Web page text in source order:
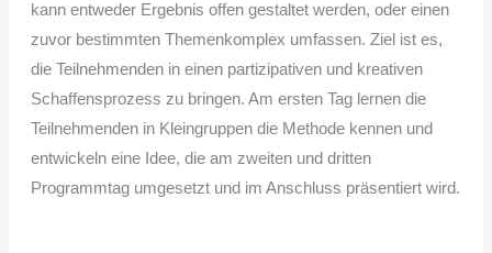
kann entweder Ergebnis offen gestaltet werden, oder einen
zuvor bestimmten Themenkomplex umfassen. Ziel ist es,
die Teilnehmenden in einen partizipativen und kreativen
Schaffensprozess zu bringen. Am ersten Tag lernen die
Teilnehmenden in Kleingruppen die Methode kennen und
entwickeln eine Idee, die am zweiten und dritten
Programmtag umgesetzt und im Anschluss präsentiert wird.